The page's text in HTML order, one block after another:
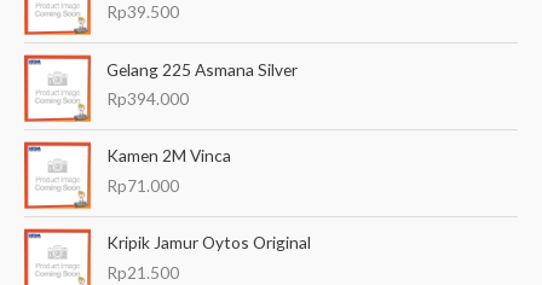
Rp39.500
Gelang 225 Asmana Silver
Rp394.000
Kamen 2M Vinca
Rp71.000
Kripik Jamur Oytos Original
Rp21.500